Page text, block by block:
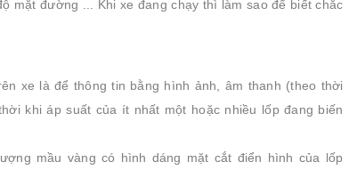
mặt đường ... Khi xe đang chạy thì làm sao để biết chắc
xe là để thông tin bằng hình ảnh, âm thanh (theo thời
khi áp suất của ít nhất một hoặc nhiều lốp đang biến
mầu vàng có hình dáng mặt cắt điển hình của lốp